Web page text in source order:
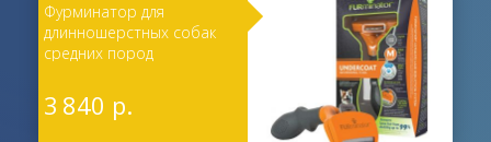
Фурминатор для
длинношерстных собак
средних пород
3 840 р.